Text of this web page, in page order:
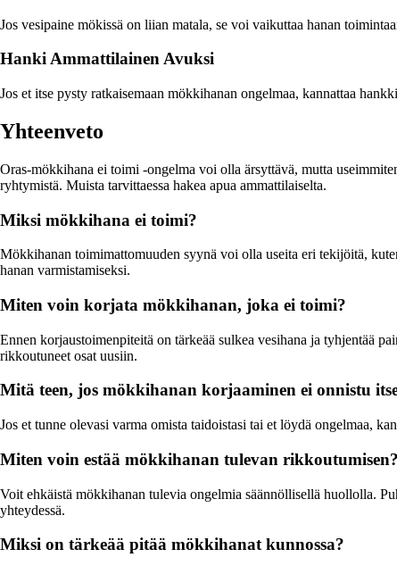
Jos vesipaine mökissä on liian matala, se voi vaikuttaa hanan
Hanki Ammattilainen Avuksi
Jos et itse pysty ratkaisemaan mökkihanan ongelmaa, kannattaa
Yhteenveto
Oras-mökkihana ei toimi -ongelma voi olla ärsyttävä, mutta
ryhtymistä. Muista tarvittaessa hakea apua ammattilaiselta.
Miksi mökkihana ei toimi?
Mökkihanan toimimattomuuden syynä voi olla useita eri tekijöitä,
hanan varmistamiseksi.
Miten voin korjata mökkihanan, joka ei toimi?
Ennen korjaustoimenpiteitä on tärkeää sulkea vesihana ja tyhjentää
rikkoutuneet osat uusiin.
Mitä teen, jos mökkihanan korjaaminen ei onnistu
Jos et tunne olevasi varma omista taidoistasi tai et löydä ongelmaa,
Miten voin estää mökkihanan tulevan rikkoutumisen?
Voit ehkäistä mökkihanan tulevia ongelmia säännöllisellä huollolla.
yhteydessä.
Miksi on tärkeää pitää mökkihanat kunnossa?